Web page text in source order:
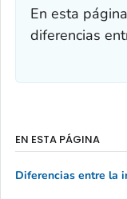
En esta
diferencias
EN ESTA PÁGINA
Diferencias entre la